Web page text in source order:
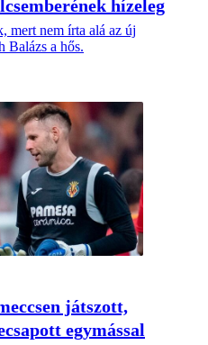
hízeleg
mert nem írta alá az új
Balázs a hős.
játszott,
egymással